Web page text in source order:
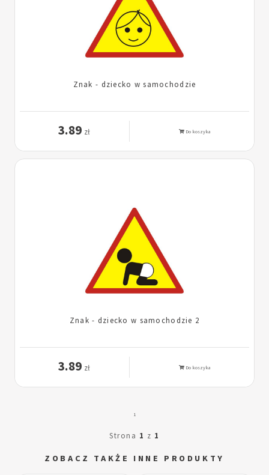
Znak - dziecko w samochodzie
3.89 zł Do koszyka
Znak - dziecko w samochodzie 2
3.89 zł Do koszyka
1
Strona 1 z 1
ZOBACZ TAKŻE INNE PRODUKTY